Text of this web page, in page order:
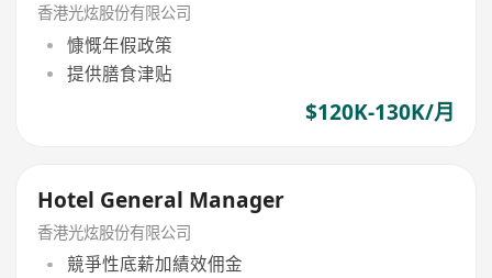
香港光炫股份有限公司
慷慨年假政策
提供膳食津贴
$120K-130K/月
Hotel General Manager
香港光炫股份有限公司
競爭性底薪加績效佣金